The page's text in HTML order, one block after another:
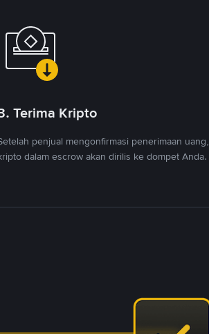
Terima Kripto
penjual mengonfirmasi penerimaan uang,
dalam escrow akan dirilis ke dompet Anda.